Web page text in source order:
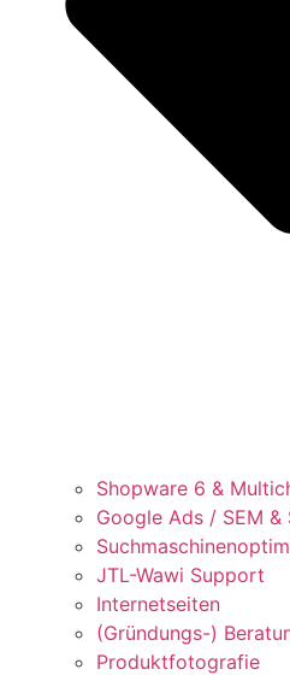
Shopware 6 &
Google Ads / SEM &
JTL-Wawi Support
Internetseiten
(Gründungs-)
Produktfotografie